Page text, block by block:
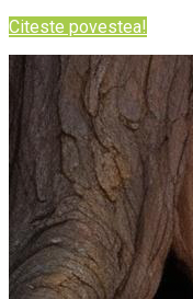
Citeste povestea!